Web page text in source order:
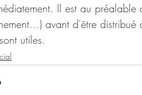
Il est au
avant d'être distribué
utiles.